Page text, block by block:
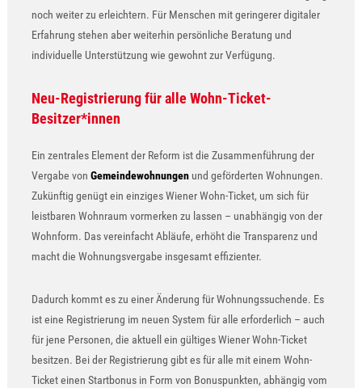
noch weiter zu erleichtern. Für Menschen mit geringerer digitaler
Erfahrung stehen aber weiterhin persönliche Beratung und
individuelle Unterstützung wie gewohnt zur Verfügung.
Neu-Registrierung für alle Wohn-Ticket-
Besitzer*innen
Ein zentrales Element der Reform ist die Zusammenführung der
Vergabe von Gemeindewohnungenund geförderten Wohnungen.
Zukünftig genügt ein einziges Wiener Wohn-Ticket, um sich für
leistbaren Wohnraum vormerken zu lassen – unabhängig von der
Wohnform. Das vereinfacht Abläufe, erhöht die Transparenz und
macht die Wohnungsvergabe insgesamt effizienter.
Dadurch kommt es zu einer Änderung für Wohnungssuchende. Es
ist eine Registrierung im neuen System für alle erforderlich – auch
für jene Personen, die aktuell ein gültiges Wiener Wohn-Ticket
besitzen. Bei der Registrierung gibt es für alle mit einem Wohn-
Ticket einen Startbonus in Form von Bonuspunkten, abhängig vom